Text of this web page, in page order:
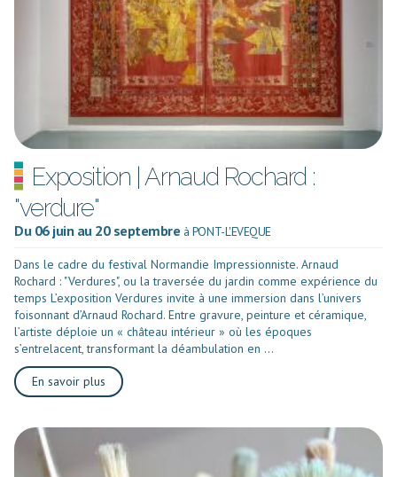
Exposition | Arnaud Rochard :
"verdure"
Du 06 juin au 20 septembre à PONT-L'EVEQUE
Dans le cadre du festival Normandie Impressionniste. Arnaud
Rochard : "Verdures", ou la traversée du jardin comme expérience du
temps L’exposition Verdures invite à une immersion dans l’univers
foisonnant d’Arnaud Rochard. Entre gravure, peinture et céramique,
l’artiste déploie un « château intérieur » où les époques
s’entrelacent, transformant la déambulation en ...
En savoir plus